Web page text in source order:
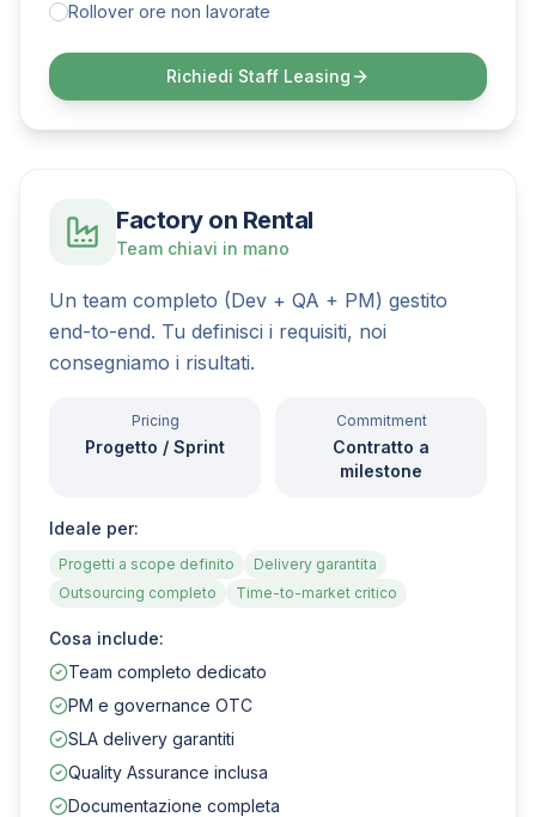
Rollover ore non lavorate
Richiedi Staff Leasing
Factory on Rental
Team chiavi in mano
Un team completo (Dev + QA + PM) gestito
end-to-end. Tu definisci i requisiti, noi
consegniamo i risultati.
Pricing
Progetto / Sprint
Commitment
Contratto a
milestone
Ideale per:
Progetti a scope definito
Delivery garantita
Outsourcing completo
Time-to-market critico
Cosa include:
Team completo dedicato
PM e governance OTC
SLA delivery garantiti
Quality Assurance inclusa
Documentazione completa